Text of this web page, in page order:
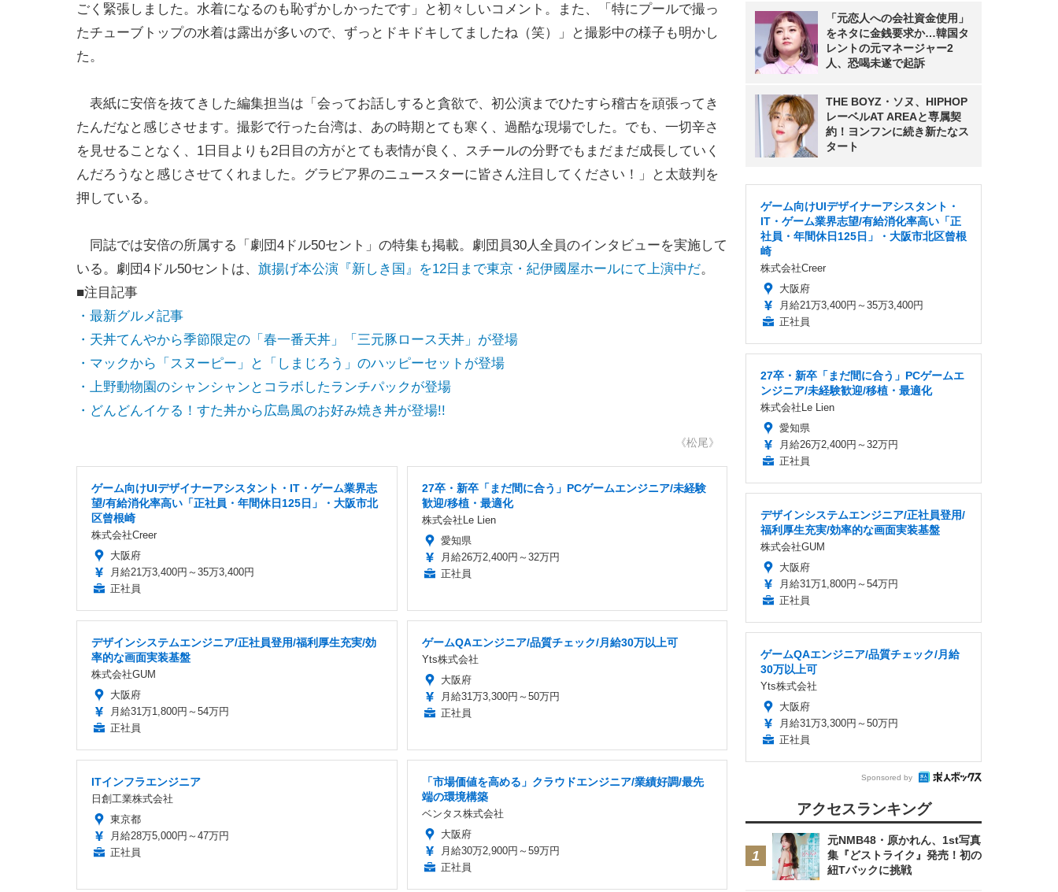
ごく緊張しました。水着になるのも恥ずかしかったです」と初々しいコメント。また、「特にプールで撮っ
たチューブトップの水着は露出が多いので、ずっとドキドキしてましたね（笑）」と撮影中の様子も明かし
た。
表紙に安倍を抜てきした編集担当は「会ってお話しすると貪欲で、初公演までひたすら稽古を頑張ってき
たんだなと感じさせます。撮影で行った台湾は、あの時期とても寒く、過酷な現場でした。でも、一切辛さ
を見せることなく、1日目よりも2日目の方がとても表情が良く、スチールの分野でもまだまだ成長していく
んだろうなと感じさせてくれました。グラビア界のニュースターに皆さん注目してください！」と太鼓判を
押している。
同誌では安倍の所属する「劇団4ドル50セント」の特集も掲載。劇団員30人全員のインタビューを実施して
いる。劇団4ドル50セントは、 旗揚げ本公演『新しき国』を12日まで東京・紀伊國屋ホールにて上演中だ。
■注目記事
・最新グルメ記事
・天丼てんやから季節限定の「春一番天丼」「三元豚ロース天丼」が登場
・マックから「スヌーピー」と「しまじろう」のハッピーセットが登場
・上野動物園のシャンシャンとコラボしたランチパックが登場
・どんどんイケる！すた丼から広島風のお好み焼き丼が登場!!
《松尾》
ゲーム向けUIデザイナーアシスタント・IT・ゲーム業界志
望/有給消化率高い「正社員・年間休日125日」・大阪市北
区曾根崎
株式会社Creer
大阪府
月給21万3,400円～35万3,400円
正社員
27卒・新卒「まだ間に合う」PCゲームエンジニア/未経験
歓迎/移植・最適化
株式会社Le Lien
愛知県
月給26万2,400円～32万円
正社員
デザインシステムエンジニア/正社員登用/福利厚生充実/効
率的な画面実装基盤
株式会社GUM
大阪府
月給31万1,800円～54万円
正社員
ゲームQAエンジニア/品質チェック/月給30万以上可
Yts株式会社
大阪府
月給31万3,300円～50万円
正社員
ITインフラエンジニア
日創工業株式会社
東京都
月給28万5,000円～47万円
正社員
「市場価値を高める」クラウドエンジニア/業績好調/最先
端の環境構築
ベンタス株式会社
大阪府
月給30万2,900円～59万円
正社員
「元恋人への会社資金使用」
をネタに金銭要求か…韓国タ
レントの元マネージャー2
人、恐喝未遂で起訴
THE BOYZ・ソヌ、HIPHOP
レーベルAT AREAと専属契
約！ヨンフンに続き新たなス
タート
ゲーム向けUIデザイナーアシスタント・
IT・ゲーム業界志望/有給消化率高い「正
社員・年間休日125日」・大阪市北区曾根
崎
株式会社Creer
大阪府
月給21万3,400円～35万3,400円
正社員
27卒・新卒「まだ間に合う」PCゲームエ
ンジニア/未経験歓迎/移植・最適化
株式会社Le Lien
愛知県
月給26万2,400円～32万円
正社員
デザインシステムエンジニア/正社員登用/
福利厚生充実/効率的な画面実装基盤
株式会社GUM
大阪府
月給31万1,800円～54万円
正社員
ゲームQAエンジニア/品質チェック/月給
30万以上可
Yts株式会社
大阪府
月給31万3,300円～50万円
正社員
Sponsored by
アクセスランキング
元NMB48・原かれん、1st写真
集『どストライク』発売！初の
紐Tバックに挑戦